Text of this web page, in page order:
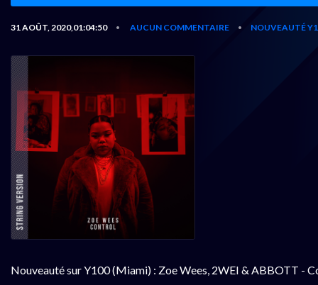
31 AOÛT, 2020,01:04:50 • AUCUN COMMENTAIRE • NOUVEAUTÉ
Nouveauté sur Y100 (Miami) : Zoe Wees, 2WEI & ABBOTT -